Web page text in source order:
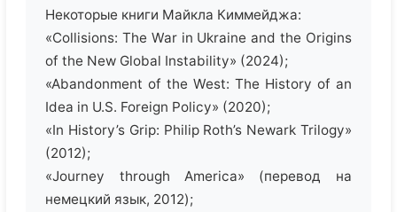
Некоторые книги Майкла Киммейджа:
«Collisions: The War in Ukraine and the Origins
of the New Global Instability» (2024);
«Abandonment of the West: The History of an
Idea in U.S. Foreign Policy» (2020);
«In History’s Grip: Philip Roth’s Newark Trilogy»
(2012);
«Journey through America» (перевод на
немецкий язык, 2012);